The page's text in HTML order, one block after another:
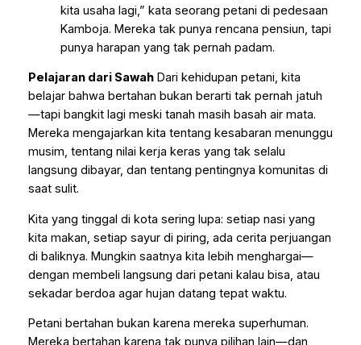
kita usaha lagi,” kata seorang petani di pedesaan
Kamboja. Mereka tak punya rencana pensiun, tapi
punya harapan yang tak pernah padam.
Pelajaran dari SawahDari kehidupan petani, kita
belajar bahwa bertahan bukan berarti tak pernah jatuh
—tapi bangkit lagi meski tanah masih basah air mata.
Mereka mengajarkan kita tentang kesabaran menunggu
musim, tentang nilai kerja keras yang tak selalu
langsung dibayar, dan tentang pentingnya komunitas di
saat sulit.
Kita yang tinggal di kota sering lupa: setiap nasi yang
kita makan, setiap sayur di piring, ada cerita perjuangan
di baliknya. Mungkin saatnya kita lebih menghargai—
dengan membeli langsung dari petani kalau bisa, atau
sekadar berdoa agar hujan datang tepat waktu.
Petani bertahan bukan karena mereka superhuman.